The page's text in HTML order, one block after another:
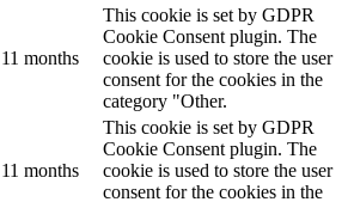
11 months
This cookie is set by GDPR
Cookie Consent plugin. The
cookie is used to store the user
consent for the cookies in the
category "Other.
11 months
This cookie is set by GDPR
Cookie Consent plugin. The
cookie is used to store the user
consent for the cookies in the